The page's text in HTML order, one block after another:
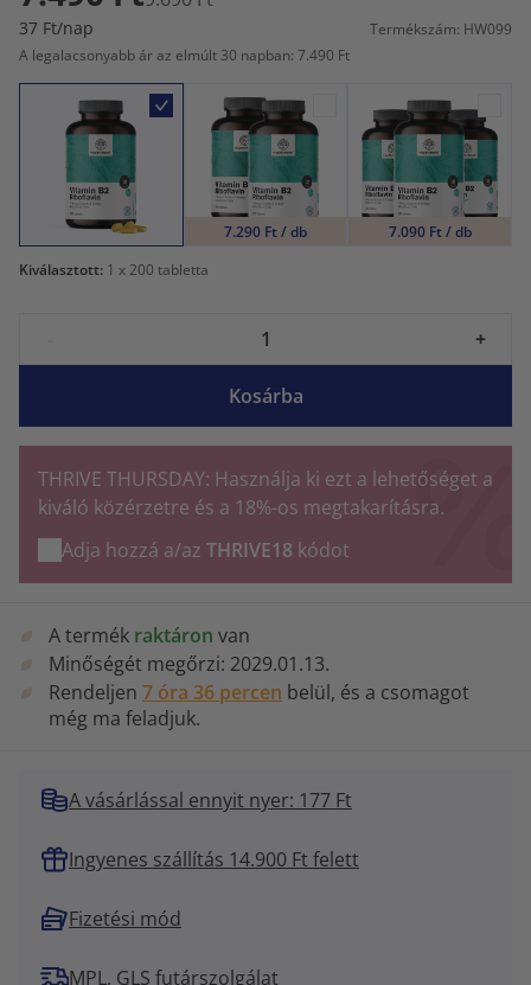
37 Ft/nap
Termékszám: HW099
A legalacsonyabb ár az elmúlt 30 napban: 7.490 Ft
7.290 Ft / db
7.090 Ft / db
Kiválasztott: 1 x 200 tabletta
+
Kosárba
THRIVE THURSDAY: Használja ki ezt a lehetőséget a
kiváló közérzetre és a 18%-os megtakarításra.
Adja hozzá a/az THRIVE18 kódot
A termék raktáron van
Minőségét megőrzi: 2029.01.13.
Rendeljen 7 óra 36 percen belül, és a csomagot
még ma feladjuk.
A vásárlással ennyit nyer: 177 Ft
Ingyenes szállítás 14.900 Ft felett
Fizetési mód
MPL, GLS futárszolgálat